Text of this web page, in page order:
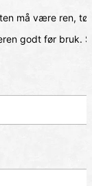
må være ren,
godt før bruk.